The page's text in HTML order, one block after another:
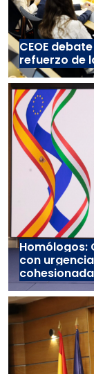
CEOE
refuerzo de
Homólogos:
con